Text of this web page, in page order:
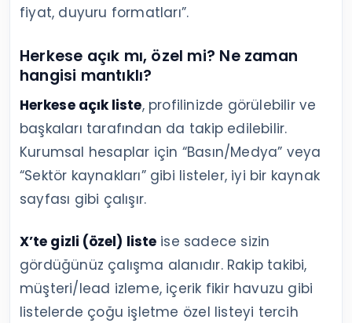
fiyat, duyuru formatları”.
Herkese açık mı, özel mi? Ne zaman
hangisi mantıklı?
Herkese açık liste, profilinizde görülebilir ve
başkaları tarafından da takip edilebilir.
Kurumsal hesaplar için “Basın/Medya” veya
“Sektör kaynakları” gibi listeler, iyi bir kaynak
sayfası gibi çalışır.
X’te gizli (özel) listeise sadece sizin
gördüğünüz çalışma alanıdır. Rakip takibi,
müşteri/lead izleme, içerik fikir havuzu gibi
listelerde çoğu işletme özel listeyi tercih